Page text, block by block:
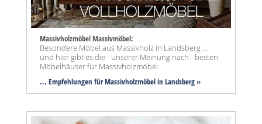
Massivholzmöbel Massivmöbel:
Besondere Möbel aus Massivholz in Landsberg ...
und hier gibt es die - unserer Meinung nach - besten
Möbelhäuser für Massivholzmöbel
... Empfehlungen für Massivholzmöbel in Landsberg »